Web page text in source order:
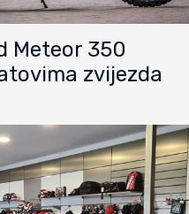
Meteor 350
zvijezda